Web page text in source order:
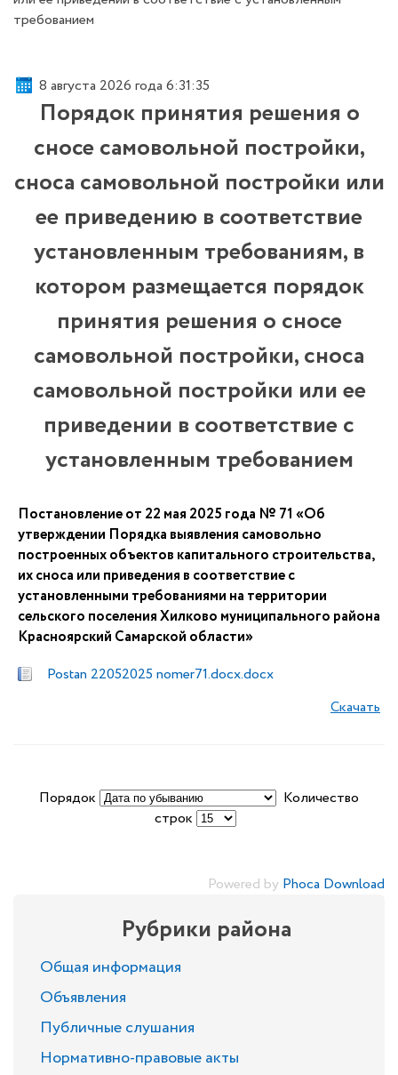
требованием
8 августа 2026 года 6:31:36
Порядок принятия решения о
сносе самовольной постройки,
сноса самовольной постройки или
ее приведению в соответствие
установленным требованиям, в
котором размещается порядок
принятия решения о сносе
самовольной постройки, сноса
самовольной постройки или ее
приведении в соответствие с
установленным требованием
Постановление от 22 мая 2025 года № 71 «Об
утверждении Порядка выявления самовольно
построенных объектов капитального строительства,
их сноса или приведения в соответствие с
установленными требованиями на территории
сельского поселения Хилково муниципального района
Красноярский Самарской области»
Postan 22052025 nomer71.docx.docx
Скачать
Порядок
Количество
строк
Powered by Phoca Download
Рубрики района
Общая информация
Объявления
Публичные слушания
Нормативно-правовые акты